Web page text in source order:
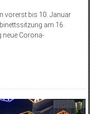
vorerst bis 10. Januar
am 16.
neue Corona-